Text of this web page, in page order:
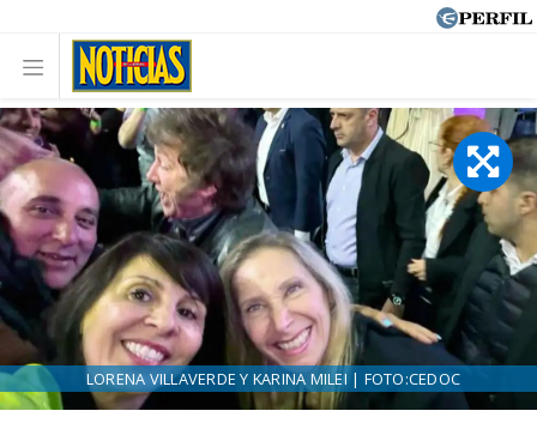
LORENA VILLAVERDE Y KARINA MILEI | FOTO:CEDOC